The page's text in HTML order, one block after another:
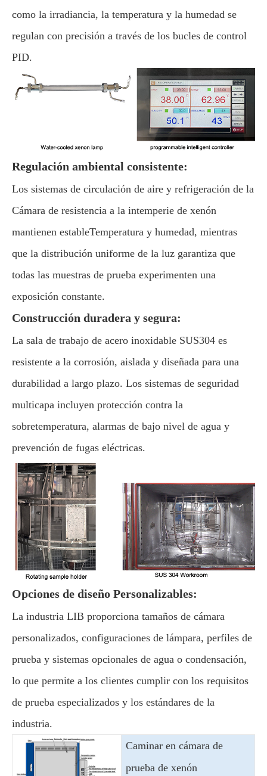
como la irradiancia, la temperatura y la humedad se
regulan con precisión a través de los bucles de control
PID.
Regulación ambiental consistente:
Los sistemas de circulación de aire y refrigeración de la
Cámara de resistencia a la intemperie de xenón
mantienen estableTemperatura y humedad, mientras
que la distribución uniforme de la luz garantiza que
todas las muestras de prueba experimenten una
exposición constante.
Construcción duradera y segura:
La sala de trabajo de acero inoxidable SUS304 es
resistente a la corrosión, aislada y diseñada para una
durabilidad a largo plazo. Los sistemas de seguridad
multicapa incluyen protección contra la
sobretemperatura, alarmas de bajo nivel de agua y
prevención de fugas eléctricas.
Opciones de diseño Personalizables:
La industria LIB proporciona tamaños de cámara
personalizados, configuraciones de lámpara, perfiles de
prueba y sistemas opcionales de agua o condensación,
lo que permite a los clientes cumplir con los requisitos
de prueba especializados y los estándares de la
industria.
Caminar en cámara de
prueba de xenón